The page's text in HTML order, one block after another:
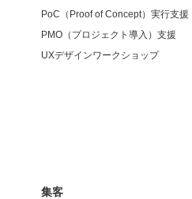
PoC（Proof of Concept）実行支援
PMO（プロジェクト導入）支援
UXデザインワークショップ
集客